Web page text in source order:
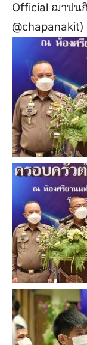
Official ฌาปนกิ
@chapanakit)